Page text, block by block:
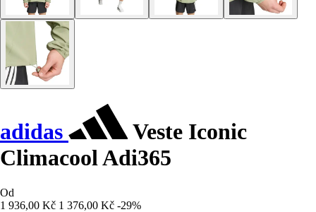
adidas
Veste Iconic
Climacool Adi365
Od
1 936,00 Kč 1 376,00 Kč -29%